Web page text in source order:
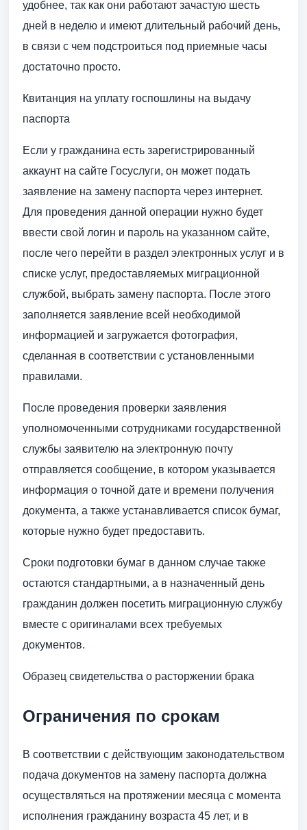
удобнее, так как они работают зачастую шесть
дней в неделю и имеют длительный рабочий день,
в связи с чем подстроиться под приемные часы
достаточно просто.
Квитанция на уплату госпошлины на выдачу
паспорта
Если у гражданина есть зарегистрированный
аккаунт на сайте Госуслуги, он может подать
заявление на замену паспорта через интернет.
Для проведения данной операции нужно будет
ввести свой логин и пароль на указанном сайте,
после чего перейти в раздел электронных услуг и в
списке услуг, предоставляемых миграционной
службой, выбрать замену паспорта. После этого
заполняется заявление всей необходимой
информацией и загружается фотография,
сделанная в соответствии с установленными
правилами.
После проведения проверки заявления
уполномоченными сотрудниками государственной
службы заявителю на электронную почту
отправляется сообщение, в котором указывается
информация о точной дате и времени получения
документа, а также устанавливается список бумаг,
которые нужно будет предоставить.
Сроки подготовки бумаг в данном случае также
остаются стандартными, а в назначенный день
гражданин должен посетить миграционную службу
вместе с оригиналами всех требуемых
документов.
Образец свидетельства о расторжении брака
Ограничения по срокам
В соответствии с действующим законодательством
подача документов на замену паспорта должна
осуществляться на протяжении месяца с момента
исполнения гражданину возраста 45 лет, и в